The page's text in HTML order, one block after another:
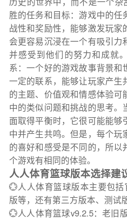
胜的任务和目标：游戏中的任
战性和奖励性，能够激发玩家
会更容易沉浸在一个有吸引力
并感受到他们的努力和成就
系：一个好的游戏故事背景和
一定的联系，能够让玩家产生
的主题、价值观和情感体验可
中的类似问题和挑战的思考。
面取得平衡时，它很可能能够
中并产生共鸣。但是，每个玩
的喜好和感受是不同的，所以
个游戏有相同的体验。
人人体育篮球版本选择建
💮人人体育篮球版本主要包
版等，还有第三方版本、测试
💮人人体育篮球v9.2.5：老旧